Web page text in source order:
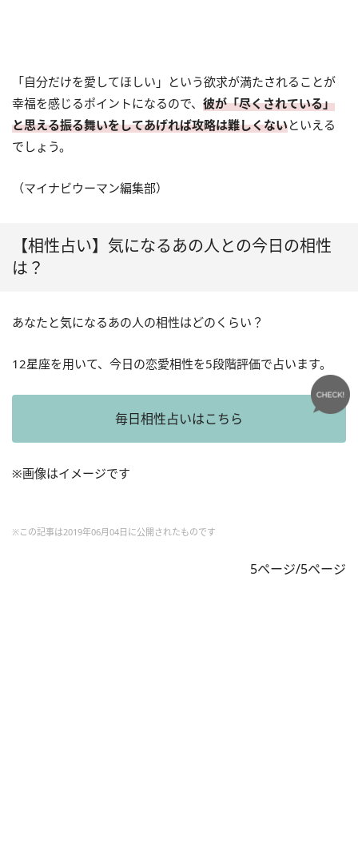
「自分だけを愛してほしい」という欲求が満たされることが
幸福を感じるポイントになるので、 彼が「尽くされている」
と思える振る舞いをしてあげれば攻略は難しくないといえる
でしょう。
（マイナビウーマン編集部）
【相性占い】気になるあの人との今日の相性
は？
あなたと気になるあの人の相性はどのくらい？
12星座を用いて、今日の恋愛相性を5段階評価で占います。
毎日相性占いはこちら
※画像はイメージです
※この記事は2019年06月04日に公開されたものです
5ページ/5ページ